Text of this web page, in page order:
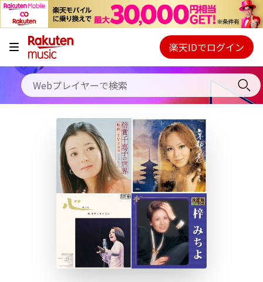
キャンペーン
料金プラン
使い方
初回30日間無料お試し
Webプレイヤー
ご契約内容の確認・変更
楽天IDでログイン